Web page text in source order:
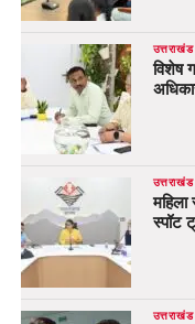
उत्तराखंड
विशेष
उत्तराखंड
स्पॉट
उत्तराखंड